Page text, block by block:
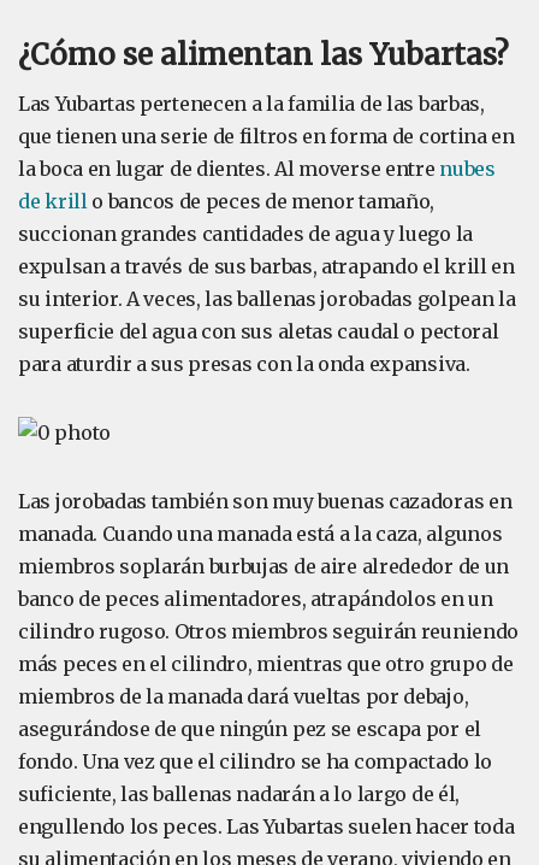
¿Cómo se alimentan las Yubartas?
Las Yubartas pertenecen a la familia de las barbas,
que tienen una serie de filtros en forma de cortina en
la boca en lugar de dientes. Al moverse entre nubes
de krillo bancos de peces de menor tamaño,
succionan grandes cantidades de agua y luego la
expulsan a través de sus barbas, atrapando el krill en
su interior. A veces, las ballenas jorobadas golpean la
superficie del agua con sus aletas caudal o pectoral
para aturdir a sus presas con la onda expansiva.
Las jorobadas también son muy buenas cazadoras en
manada. Cuando una manada está a la caza, algunos
miembros soplarán burbujas de aire alrededor de un
banco de peces alimentadores, atrapándolos en un
cilindro rugoso. Otros miembros seguirán reuniendo
más peces en el cilindro, mientras que otro grupo de
miembros de la manada dará vueltas por debajo,
asegurándose de que ningún pez se escapa por el
fondo. Una vez que el cilindro se ha compactado lo
suficiente, las ballenas nadarán a lo largo de él,
engullendo los peces. Las Yubartas suelen hacer toda
su alimentación en los meses de verano, viviendo en